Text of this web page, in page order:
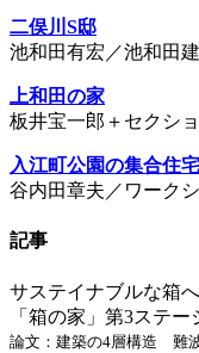
二俣川S邸
池和田有宏／池和田
上和田の家
板井宝一郎＋セクシ
入江町公園の集合住
谷内田章夫／ワーク
記事
サステイナブルな箱へ
「箱の家」第3ステ
論文：建築の4層構造 難